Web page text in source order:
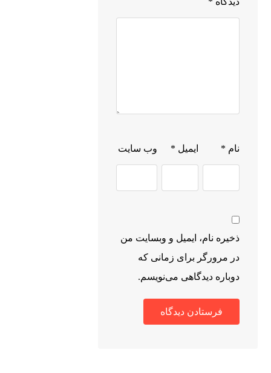
نام * ایمیل * وب‌ سایت
ذخیره نام، ایمیل و وبسایت من
در مرورگر برای زمانی که
دوباره دیدگاهی می‌نویسم.
زباله کش
راه فرودگاه،
1کیلومتر بعد
روی دوربین
09133184738
info@ahmadikheybar
بار